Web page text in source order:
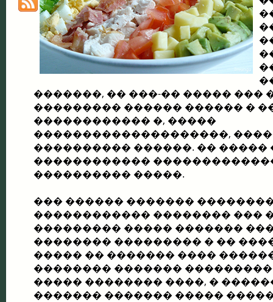
�������, �� ���-�� ����� ���
��������� ������ ������ �
������������ �, �����
��������������������,
���������� ������. �� �����
������������
���������� �����.
��� ������ �������
������������ �������� ���
��������� ����� �������
�������� ��������� � ��
����� �� ������� ����
�������� �������
����� �������� ����, �
������� ������� �����